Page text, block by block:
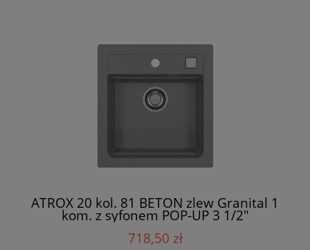
ATROX 20 kol. 81 BETON zlew Granital 1
kom. z syfonem POP-UP 3 1/2"
718,50 zł